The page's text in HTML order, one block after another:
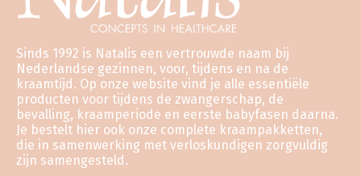
Sinds 1992 is Natalis een vertrouwde naam bij
Nederlandse gezinnen, voor, tijdens en na de
kraamtijd. Op onze website vind je alle essentiële
producten voor tijdens de zwangerschap, de
bevalling, kraamperiode en eerste babyfasen daarna.
Je bestelt hier ook onze complete kraampakketten,
die in samenwerking met verloskundigen zorgvuldig
zijn samengesteld.